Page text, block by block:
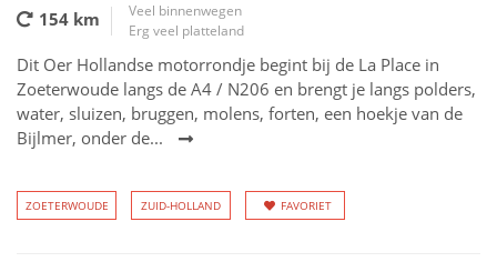
154 km
Veel binnenwegen
Erg veel platteland
Dit Oer Hollandse motorrondje begint bij de La Place in
Zoeterwoude langs de A4 / N206 en brengt je langs polders,
water, sluizen, bruggen, molens, forten, een hoekje van de
Bijlmer, onder de...
ZOETERWOUDE ZUID-HOLLAND FAVORIET